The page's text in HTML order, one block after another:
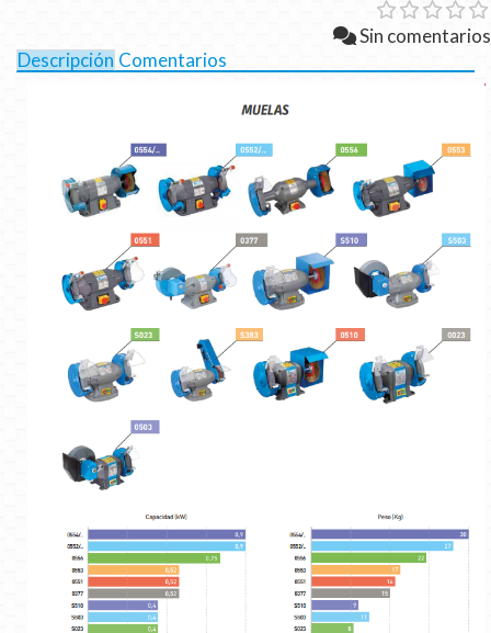
Sin comentarios
Descripción Comentarios